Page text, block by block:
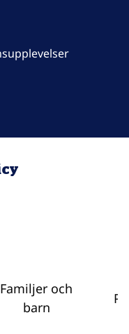
Familjer och
barn